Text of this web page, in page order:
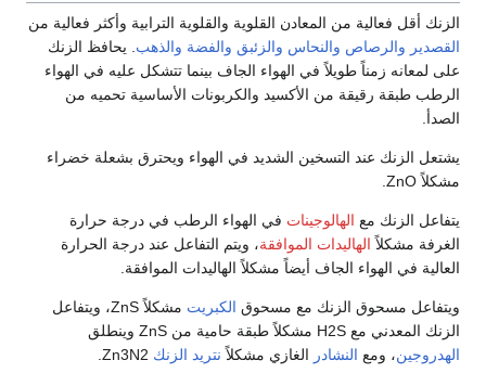
الزنك أقل فعالية من المعادن القلوية والقلوية الترابية وأكثر فعالية من
القصدير والرصاص والنحاس والزئبق والفضة والذهب . يحافظ الزنك
على لمعانه زمناً طويلاً في الهواء الجاف بينما تتشكل عليه في الهواء
الرطب طبقة رقيقة من الأكسيد والكربونات الأساسية تحميه من
الصدأ.
يشتعل الزنك عند التسخين الشديد في الهواء ويحترق بشعلة خضراء
مشكلاً ZnO.
يتفاعل الزنك مع الهالوجينات في الهواء الرطب في درجة حرارة
الغرفة مشكلاً الهاليدات الموافقة، ويتم التفاعل عند درجة الحرارة
العالية في الهواء الجاف أيضاً مشكلاً الهاليدات الموافقة.
ويتفاعل مسحوق الزنك مع مسحوق الكبريت
مشكلاً ZnS، ويتفاعل
الزنك المعدني مع H2S مشكلاً طبقة حامية من ZnS وينطلق
الهدروجين، ومع النشادر الغازي مشكلاً نتريد الزنك